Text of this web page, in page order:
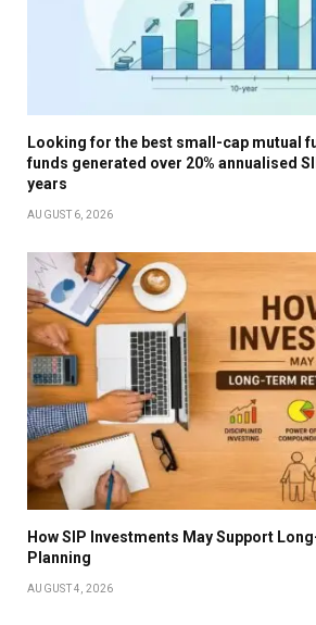
Looking for the best small-cap mutual
funds generated over 20% annualised
years
AUGUST 6, 2026
How SIP Investments May Support
Planning
AUGUST 4, 2026